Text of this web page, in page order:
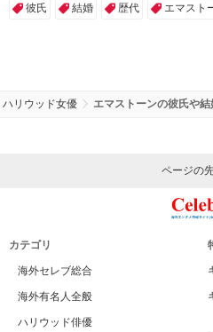
彼氏 結婚 歴代 エマスト
ハリウッド女優 エマストーンの彼氏や
ページの
カテゴリ
海外セレブ総合
海外有名人全般
ハリウッド俳優